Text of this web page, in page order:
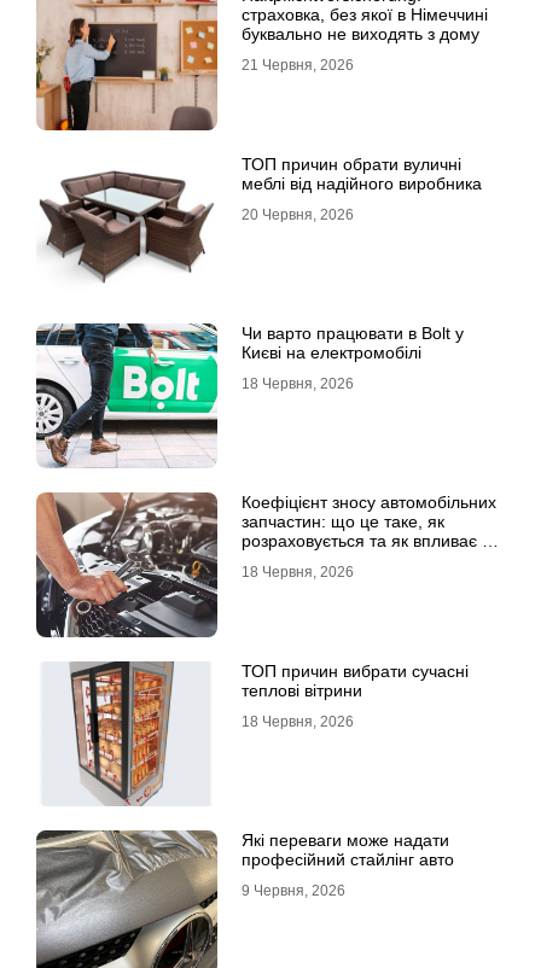
страховка, без якої в Німеччині
буквально не виходять з дому
21 Червня, 2026
ТОП причин обрати вуличні
меблі від надійного виробника
20 Червня, 2026
Чи варто працювати в Bolt у
Києві на електромобілі
18 Червня, 2026
Коефіцієнт зносу автомобільних
запчастин: що це таке, як
розраховується та як впливає на
18 Червня, 2026
ТОП причин вибрати сучасні
теплові вітрини
18 Червня, 2026
Які переваги може надати
професійний стайлінг авто
9 Червня, 2026